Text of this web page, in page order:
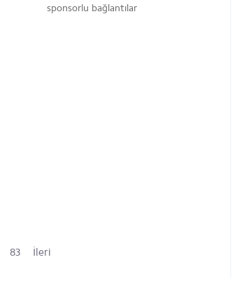
sponsorlu bağlantılar
83 İleri